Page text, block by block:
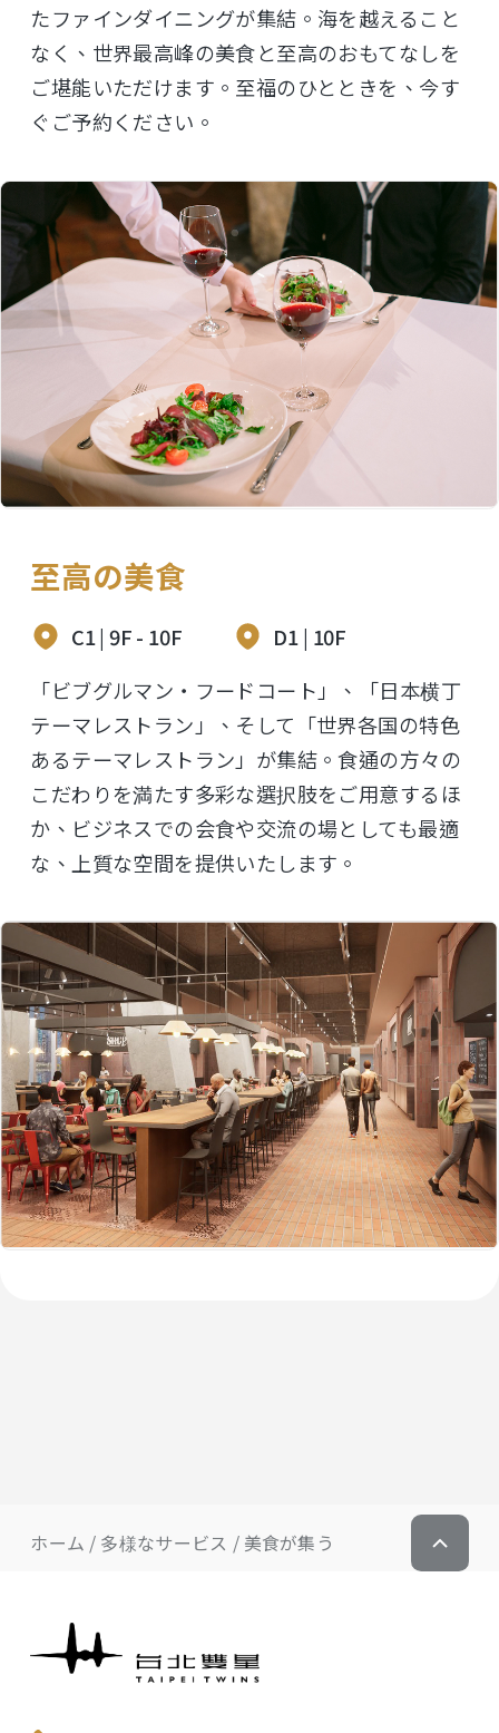
たファインダイニングが集結。海を越えること
なく、世界最高峰の美食と至高のおもてなしを
ご堪能いただけます。至福のひとときを、今す
ぐご予約ください。
至高の美食
C1 | 9F - 10F
D1 | 10F
「ビブグルマン・フードコート」、「日本横丁
テーマレストラン」、そして「世界各国の特色
あるテーマレストラン」が集結。食通の方々の
こだわりを満たす多彩な選択肢をご用意するほ
か、ビジネスでの会食や交流の場としても最適
な、上質な空間を提供いたします。
ホーム 多様なサービス 美食が集う